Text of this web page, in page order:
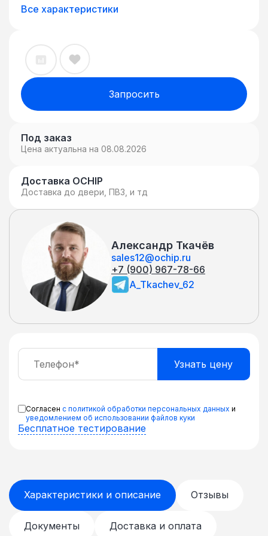
российских
Все характеристики
Запросить
Под заказ
Цена актуальна на 08.08.2026
Доставка OCHIP
Доставка до двери, ПВЗ, и тд
Александр Ткачёв
sales12@ochip.ru
+7 (900) 967-78-66
A_Tkachev_62
Согласен с политикой обработки персональных данных и
уведомлением об использовании файлов куки
Бесплатное тестирование
Характеристики и описание Отзывы
Документы Доставка и оплата